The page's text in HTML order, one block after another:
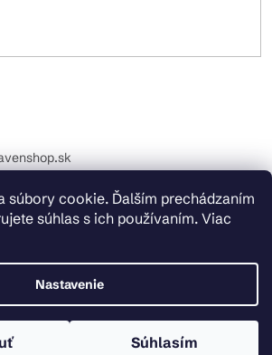
súbory cookie. Ďalším prechádzaním
súhlas s ich používaním. Viac
Nastavenie
Súhlasím
: +421 914 399 399 Pracovné dni od
. REKLAMÁCIE : +421 914 399 399
Heavenshop . Všetky práva vyhradené.